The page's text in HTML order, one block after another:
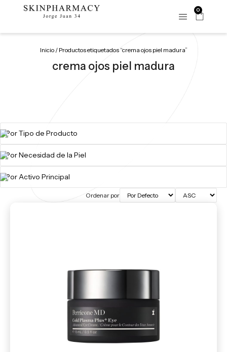
0
Inicio/ Productos etiquetados “crema ojos piel madura”
crema ojos piel madura
Ordenar por